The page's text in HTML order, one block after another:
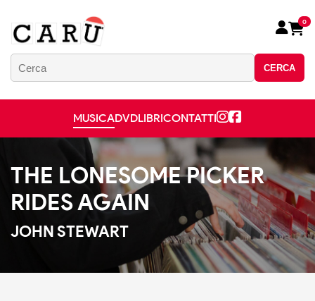
CERCA
0
MUSICADVDLIBRICONTATTI
THE LONESOME PICKER
RIDES AGAIN
JOHN STEWART